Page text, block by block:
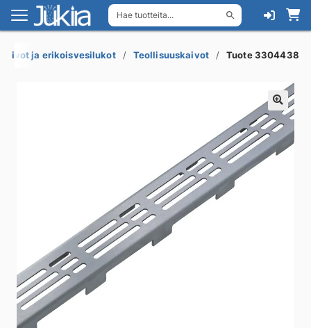
Hae tuotteita...
Siirry
navigointiin
Siirry
sisältöön
ja erikoisvesilukot Teollisuuskaivot Tuote 3304438